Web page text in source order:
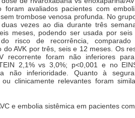
avaliados pacientes com
trombose venosa profunda. No
vezes ao dia durante três
meses, podendo ser usada por
do risco de recorrência,
do AVK por três, seis e 12 meses. Os
recorrente foram não inferiores
2,1% vs 3,0%; p<0,001 e no
não inferioridade. Quanto à
ou clinicamente relevantes foram
e embolia sistêmica em pacientes